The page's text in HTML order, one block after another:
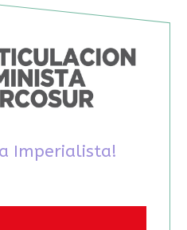
Imperialista!